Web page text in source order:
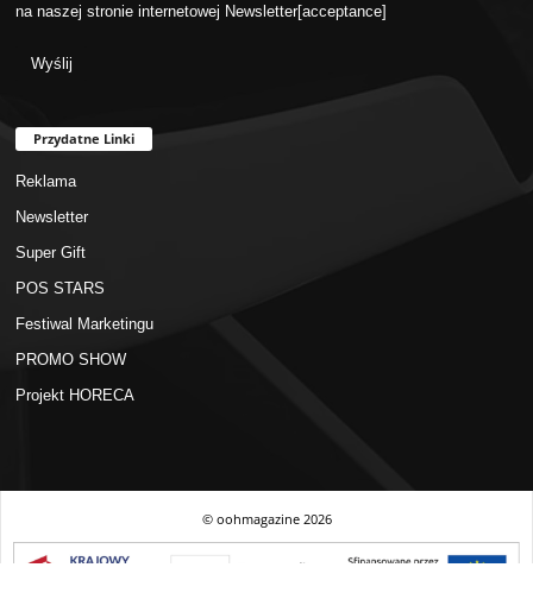
na naszej stronie internetowej Newsletter[acceptance]
Przydatne Linki
Reklama
Newsletter
Super Gift
POS STARS
Festiwal Marketingu
PROMO SHOW
Projekt HORECA
© oohmagazine2026